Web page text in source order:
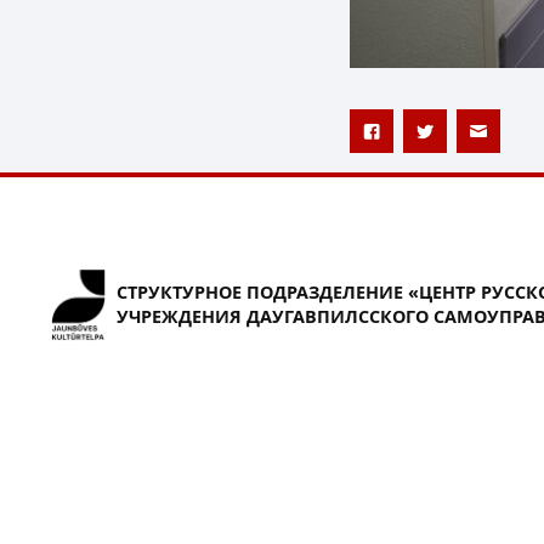
СТРУКТУРНОЕ ПОДРАЗДЕЛЕНИЕ «ЦЕНТР
УЧРЕЖДЕНИЯ ДАУГАВПИЛССКОГО